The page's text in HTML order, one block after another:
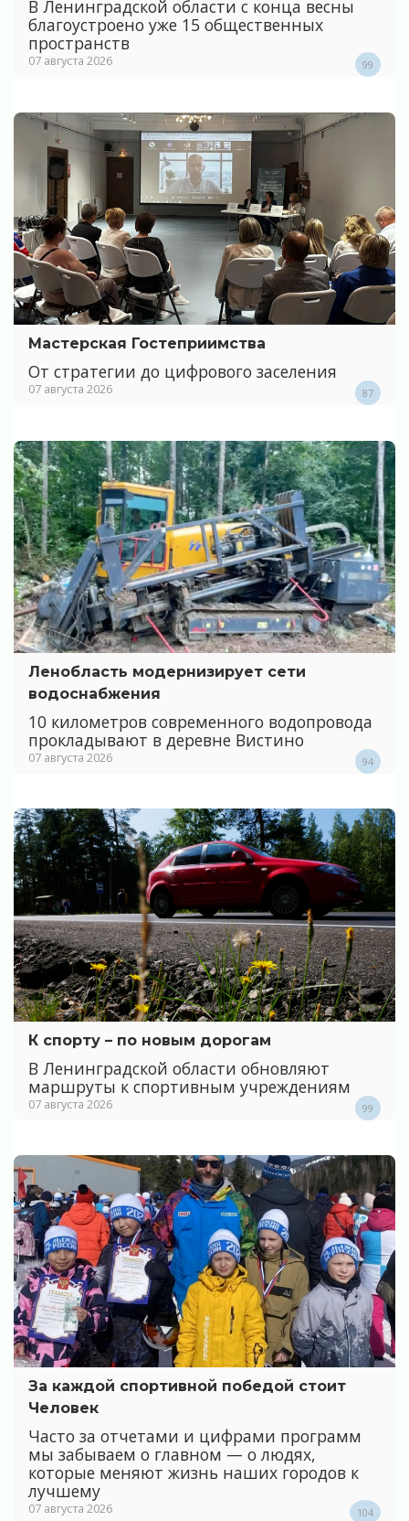
В Ленинградской области с конца весны
благоустроено уже 15 общественных
пространств
07 августа 2026 99
Мастерская Гостеприимства
От стратегии до цифрового заселения
07 августа 2026 87
Ленобласть модернизирует сети
водоснабжения
10 километров современного водопровода
прокладывают в деревне Вистино
07 августа 2026 94
К спорту – по новым дорогам
В Ленинградской области обновляют
маршруты к спортивным учреждениям
07 августа 2026 99
За каждой спортивной победой стоит
Человек
Часто за отчетами и цифрами программ
мы забываем о главном — о людях,
которые меняют жизнь наших городов к
лучшему
07 августа 2026 104